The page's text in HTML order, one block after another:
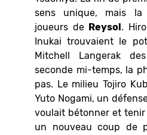
sens unique, mais
joueurs de Reysol.
Inukai trouvaient le
Mitchell Langerak
seconde mi-temps, la
pas. Le milieu Tojiro
Yuto Nogami, un
voulait bétonner et
un nouveau coup de